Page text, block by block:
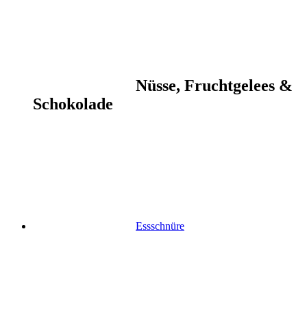
Nüsse, Fruchtgelees &
Schokolade
Essschnüre